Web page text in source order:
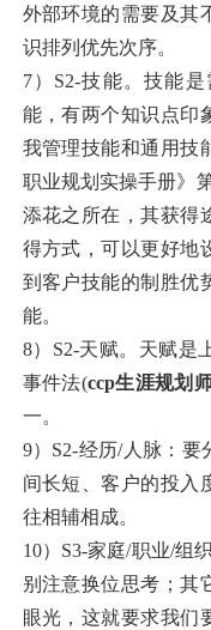
外部环境的需要及其
识排列优先次序。
7）S2-技能。技能
能，有两个知识点印
我管理技能和通用技
职业规划实操手册》
添花之所在，其获得
得方式，可以更好地
到客户技能的制胜优
能。
8）S2-天赋。天赋是
事件法(ccp生涯规划
一。
9）S2-经历/人脉：
间长短、客户的投入
往相辅相成。
10）S3-家庭/职业/组
别注意换位思考；其
眼光，这就要求我们